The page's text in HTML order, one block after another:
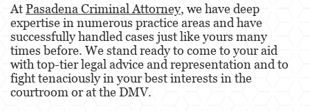
AtPasadena Criminal Attorney, we have deep
expertise in numerous practice areas and have
successfully handled cases just like yours many
times before. We stand ready to come to your aid
with top-tier legal advice and representation and to
fight tenaciously in your best interests in the
courtroom or at the DMV.